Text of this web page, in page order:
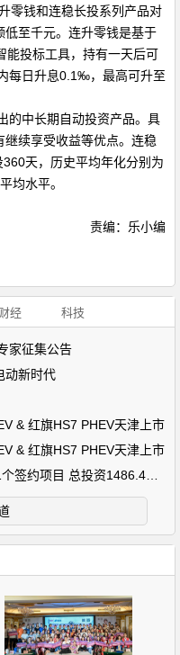
零钱和连稳长投系列产品对
至千元。连升零钱是基于
能投标工具，持有一天后可
每日升息0.1‰，最高可升至
的中长期自动投资产品。具
续享受收益等优点。连稳
360天，历史平均年化分别为
均水平。
责编：乐小编
财经 科技
家征集公告
动新时代
& 红旗HS7 PHEV天津上市
& 红旗HS7 PHEV天津上市